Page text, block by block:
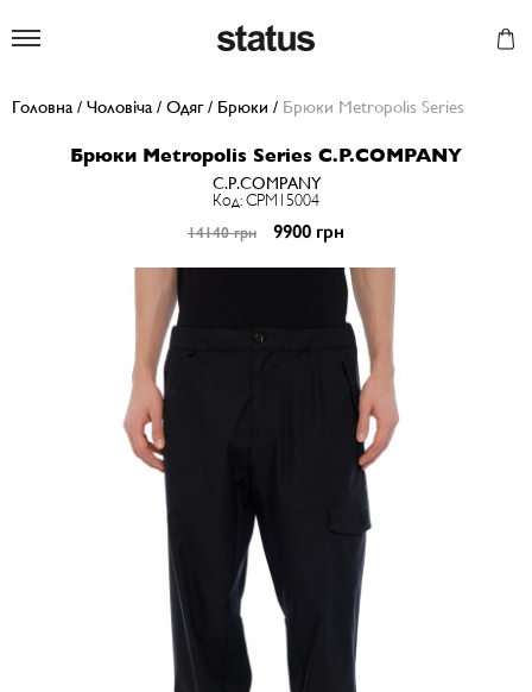
Головна / Чоловіча / Одяг/ Брюки / Брюки Metropolis Series
Брюки Metropolis Series C.P.COMPANY
C.P.COMPANY
Код: CPM15004
14140 грн 9900 грн